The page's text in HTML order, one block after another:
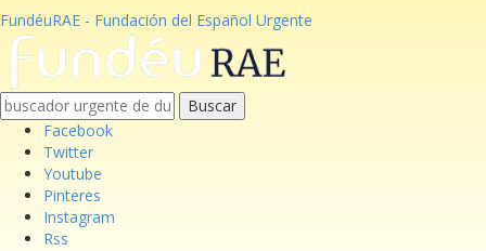
FundéuRAE - Fundación del Español Urgente
Buscar
Facebook
Twitter
Youtube
Pinteres
Instagram
Rss